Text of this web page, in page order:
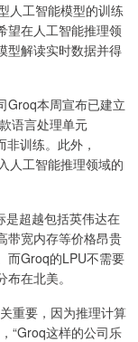
人工智能模型的训练
望在人工智能推理领
型解读实时数据并得
Groq本周宣布已建立
语言处理单元
非训练。此外，
人工智能推理领域的
是超越包括英伟达在
带宽内存等价格昂贵
而Groq的LPU不需要
在北美。
重要，因为推理计算
“Groq这样的公司乐